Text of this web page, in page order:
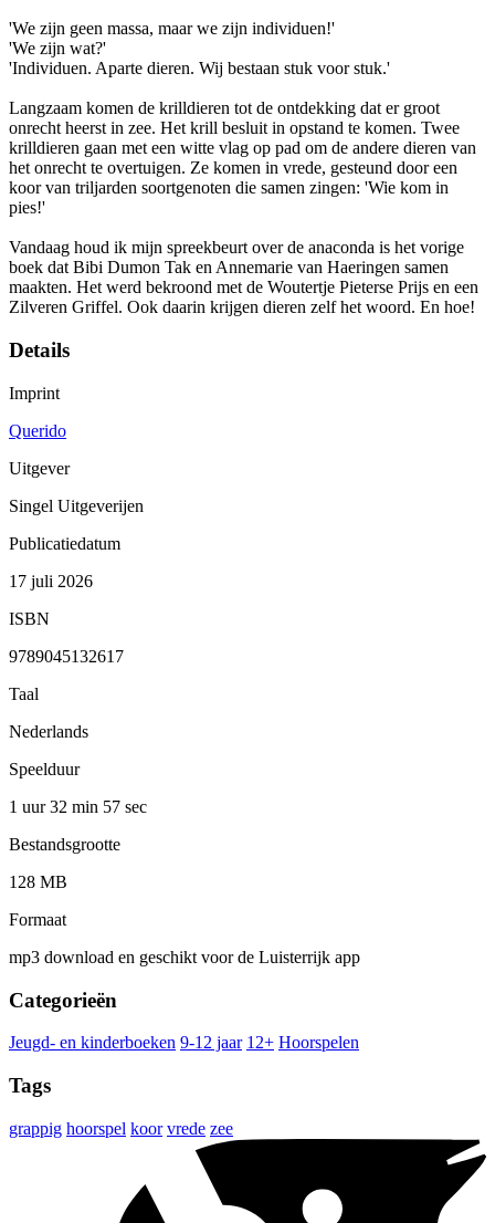
'We zijn geen massa, maar we zijn individuen!'
'We zijn wat?'
'Individuen. Aparte dieren. Wij bestaan stuk voor stuk.'
Langzaam komen de krilldieren tot de ontdekking dat er groot
onrecht heerst in zee. Het krill besluit in opstand te komen. Twee
krilldieren gaan met een witte vlag op pad om de andere dieren van
het onrecht te overtuigen. Ze komen in vrede, gesteund door een
koor van triljarden soortgenoten die samen zingen: 'Wie kom in
pies!'
Vandaag houd ik mijn spreekbeurt over de anaconda is het vorige
boek dat Bibi Dumon Tak en Annemarie van Haeringen samen
maakten. Het werd bekroond met de Woutertje Pieterse Prijs en een
Zilveren Griffel. Ook daarin krijgen dieren zelf het woord. En hoe!
Details
Imprint
Querido
Uitgever
Singel Uitgeverijen
Publicatiedatum
17 juli 2026
ISBN
9789045132617
Taal
Nederlands
Speelduur
1 uur 32 min 57 sec
Bestandsgrootte
128 MB
Formaat
mp3 download en geschikt voor de Luisterrijk app
Categorieën
Jeugd- en kinderboeken 9-12 jaar 12+ Hoorspelen
Tags
grappig hoorspel koor vrede zee